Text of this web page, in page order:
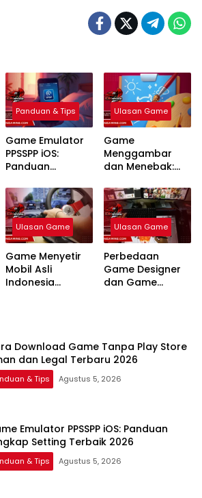
Panduan & Tips
Game Emulator
PPSSPP iOS:
Panduan
Terbaik 2026
Ulasan Game
Game
Menggambar
dan Menebak:
Platform Terbaik
2026
Ulasan Game
Game Menyetir
Mobil Asli
Indonesia
Ulasan Game
Perbedaan
Game Designer
dan Game
2026
Download Game Tanpa Play Store
dan Legal Terbaru 2026
& Tips Agustus 5, 2026
Emulator PPSSPP iOS: Panduan
Setting Terbaik 2026
& Tips Agustus 5, 2026